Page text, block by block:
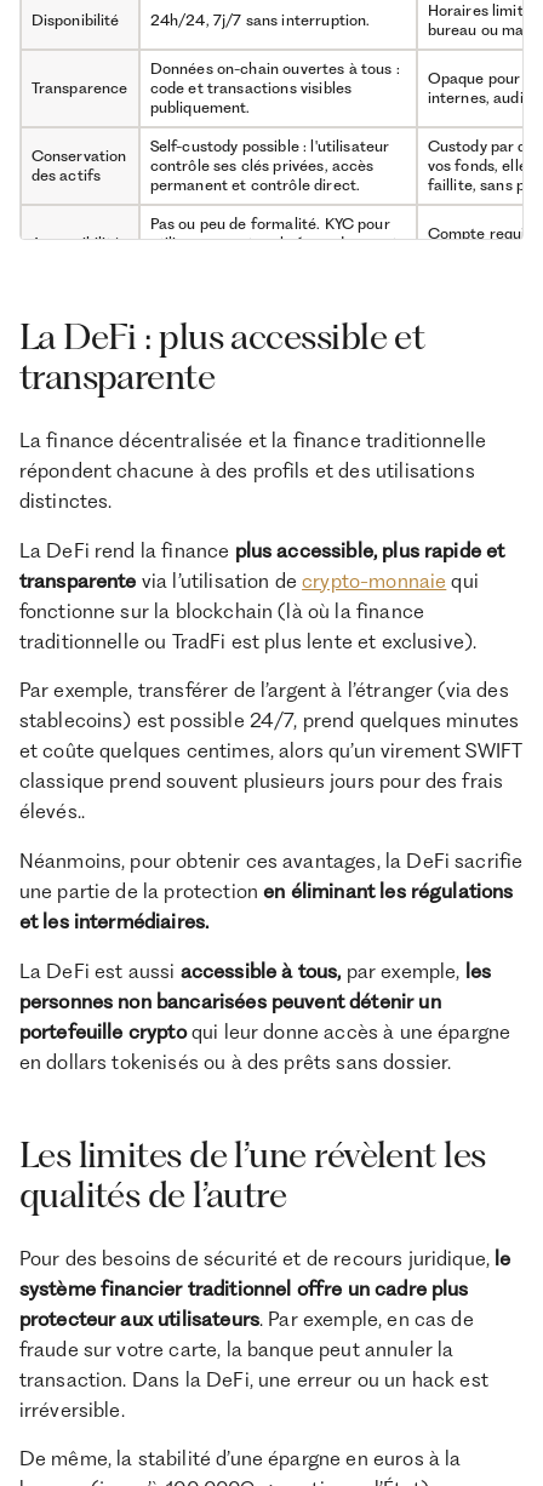
Disponibilité 24h/24, 7j/7 sans interruption.
Horaires
bureau ou
Transparence
Données on-chain ouvertes à tous :
code et transactions visibles
publiquement.
Opaque pour
internes, audits
Conservation
des actifs
Self-custody possible : l'utilisateur
contrôle ses clés privées, accès
permanent et contrôle direct.
Custody par
vos fonds, elle
faillite, sans
Accessibilité
Pas ou peu de formalité. KYC pour
utiliser un protocole (pseudonymat
Compte requis,
Risques
Bugs de smart contracts, pertes de
clés, volatilité élevée des actifs, etc.
juridique
(code is law), pas de filet de
possibilité de
Rendement
La DeFi : plus accessible et
transparente
La finance décentralisée et la finance traditionnelle
répondent chacune à des profils et des utilisations
distinctes.
La DeFi rend la finance plus accessible, plus rapide et
transparente via l’utilisation decrypto-monnaie qui
fonctionne sur la blockchain (là où la finance
traditionnelle ou TradFi est plus lente et exclusive).
Par exemple, transférer de l’argent à l’étranger (via des
stablecoins) est possible 24/7, prend quelques minutes
et coûte quelques centimes, alors qu’un virement SWIFT
classique prend souvent plusieurs jours pour des frais
élevés..
Néanmoins, pour obtenir ces avantages, la DeFi sacrifie
une partie de la protectionen éliminant les régulations
et les intermédiaires.
La DeFi est aussi accessible à tous, par exemple, les
personnes non bancarisées peuvent détenir un
portefeuille cryptoqui leur donne accès à une épargne
en dollars tokenisés ou à des prêts sans dossier.
Les limites de l’une révèlent les
qualités de l’autre
Pour des besoins de sécurité et de recours juridique, le
système financier traditionnel offre un cadre plus
protecteur aux utilisateurs. Par exemple, en cas de
fraude sur votre carte, la banque peut annuler la
transaction. Dans la DeFi, une erreur ou un hack est
irréversible.
De même, la stabilité d’une épargne en euros à la